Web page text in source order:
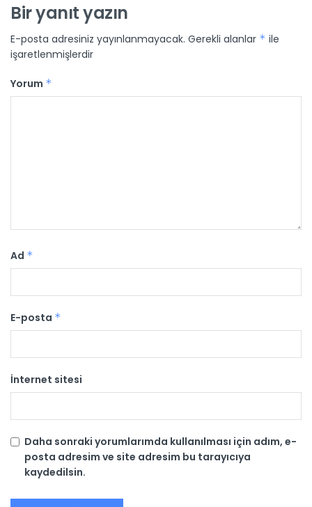
Bir yanıt yazın
E-posta adresiniz yayınlanmayacak. Gerekli alanlar * ile
işaretlenmişlerdir
Yorum *
Ad *
E-posta *
İnternet sitesi
Daha sonraki yorumlarımda kullanılması için adım, e-
posta adresim ve site adresim bu tarayıcıya
kaydedilsin.